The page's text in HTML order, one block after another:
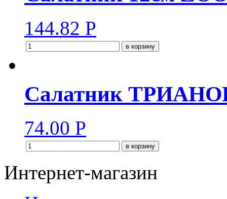
144.82 Р
в корзину
Салатник
74.00 Р
в корзину
Интернет-магазин